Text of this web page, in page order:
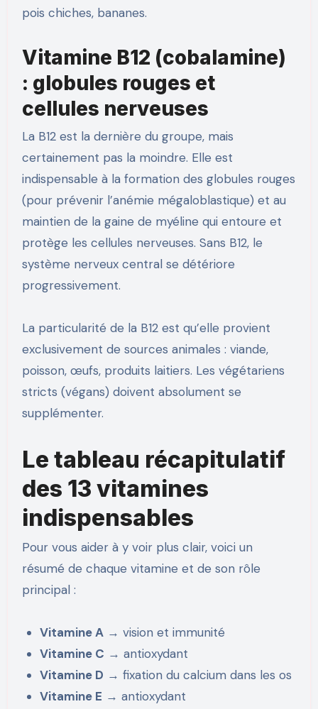
pois chiches, bananes.
Vitamine B12 (cobalamine)
: globules rouges et
cellules nerveuses
La B12 est la dernière du groupe, mais
certainement pas la moindre. Elle est
indispensable à la formation des globules rouges
(pour prévenir l’anémie mégaloblastique) et au
maintien de la gaine de myéline qui entoure et
protège les cellules nerveuses. Sans B12, le
système nerveux central se détériore
progressivement.
La particularité de la B12 est qu’elle provient
exclusivement de sources animales : viande,
poisson, œufs, produits laitiers. Les végétariens
stricts (végans) doivent absolument se
supplémenter.
Le tableau récapitulatif
des 13 vitamines
indispensables
Pour vous aider à y voir plus clair, voici un
résumé de chaque vitamine et de son rôle
principal :
Vitamine A → vision et immunité
Vitamine C → antioxydant
Vitamine D → fixation du calcium dans les os
Vitamine E → antioxydant